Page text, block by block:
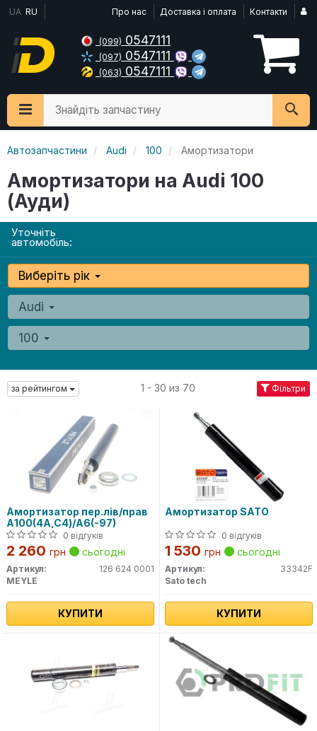
UA RU Про нас Доставка і оплата Контакти
(099) 0547111
(097) 0547111
(063) 0547111
Знайдіть запчастину
Автозапчастини Audi 100 Амортизатори
Амортизатори на Audi 100
(Ауди)
Уточніть
автомобіль:
Виберіть рік
Audi
100
за рейтингом 1 - 30 из 70 Фільтри
Амортизатор пер.лів/прав
А100(4A,C4)/A6(-97)
0 відгуків
2 260 грн сьогодні
Артикул:
126 624 0001
MEYLE
КУПИТИ
Амортизатор SATO
0 відгуків
1 530 грн сьогодні
Артикул:
33342F
Sato tech
КУПИТИ